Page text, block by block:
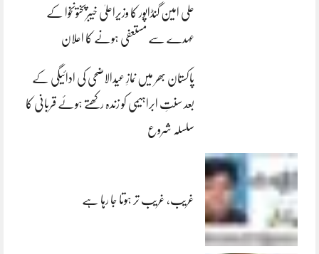
علی امین گنڈاپور کا وزیراعلیٰ خیبرپختونخوا کے
عہدے سے مستعفی ہونے کا اعلان
پاکستان بھر میں نمازِ عیدالاضحی کی ادائیگی کے
بعد سنتِ ابراہیمی کو زندہ رکھتے ہوئے قربانی کا
سلسلہ شروع
غریب، غریب تر ہوتا جا رہا ہے